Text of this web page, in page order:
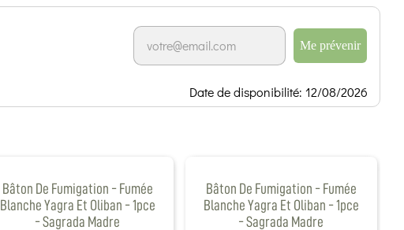
Me prévenir
Date de disponibilité: 12/08/2026
Bâton De Fumigation - Fumée
Blanche Yagra Et Oliban - 1pce
- Sagrada Madre
Bâton De Fumigation - Fumée
Blanche Yagra Et Oliban - 1pce
- Sagrada Madre